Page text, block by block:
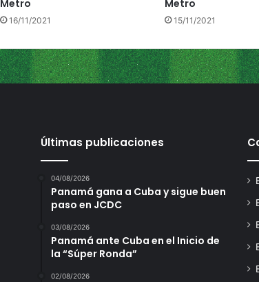
Metro
16/11/2021
Metro
15/11/2021
Últimas publicaciones
04/08/2026
Panamá gana a Cuba y sigue buen
paso en JCDC
03/08/2026
Panamá ante Cuba en el Inicio de
la “Súper Ronda”
02/08/2026